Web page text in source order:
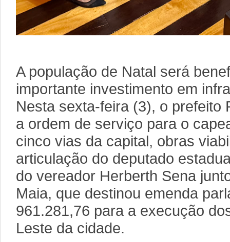
A população de Natal será
importante investimento em
Nesta sexta-feira (3), o prefeito
a ordem de serviço para o
cinco vias da capital, obras
articulação do deputado
do vereador Herberth Sena
Maia, que destinou emenda
961.281,76 para a execução
Leste da cidade.